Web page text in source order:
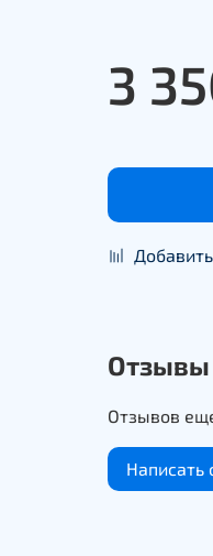
3
Отзывы
Отзывов
Написать